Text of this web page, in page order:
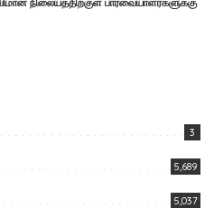
3
5,689
5,037